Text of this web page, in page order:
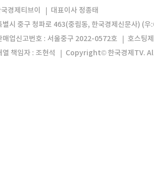
모바일앱 한국경제TV앱
경제티브이
대표이사 정종태
별시 중구 청파로 463(중림동, 한국경제신문사) (
매업신고번호 : 서울중구 2022-0572호
호스팅
열 책임자 : 조현석
Copyright© 한국경제TV.